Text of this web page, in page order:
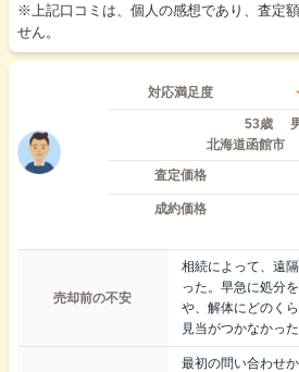
※上記口コミは、個人の感想であり、査定
せん。
対応満足度
53歳
北海道函館市
査定価格
成約価格
売却前の不安
相続によって、遠
った。早急に処分
や、解体にどのく
見当がつかなかった
最初の問い合わせ